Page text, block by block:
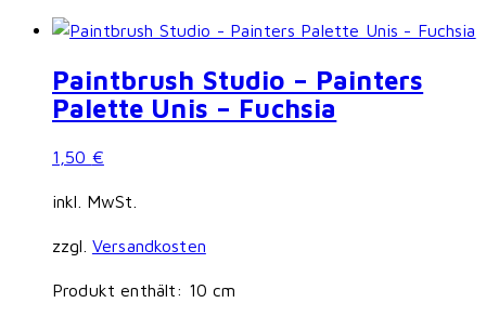
Paintbrush Studio – Painters
Palette Unis – Fuchsia
1,50 €
inkl. MwSt.
zzgl. Versandkosten
Produkt enthält: 10 cm